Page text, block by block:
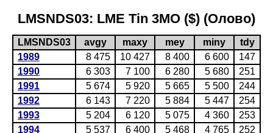
LMSNDS03: LME Tin 3MO ($) (Олово)
LMSNDS03 avgy maxy mey miny
tdy
1989
8 475 10 427 8 400 6 600
147
1990
6 303 7 100 6 280 5 680
251
1991
5 674 5 920 5 665 5 500
244
1992
6 143 7 220 5 884 5 447
254
1993
5 204 6 120 5 075 4 360
253
1994
5 537 6 400 5 468 4 765
252